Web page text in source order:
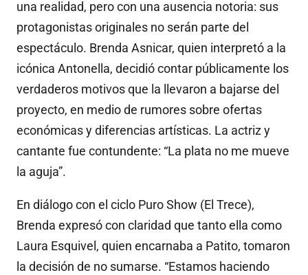
una realidad, pero con una ausencia notoria: sus
protagonistas originales no serán parte del
espectáculo. Brenda Asnicar, quien interpretó a la
icónica Antonella, decidió contar públicamente los
verdaderos motivos que la llevaron a bajarse del
proyecto, en medio de rumores sobre ofertas
económicas y diferencias artísticas. La actriz y
cantante fue contundente: “La plata no me mueve
la aguja”.
En diálogo con el ciclo Puro Show (El Trece),
Brenda expresó con claridad que tanto ella como
Laura Esquivel, quien encarnaba a Patito, tomaron
la decisión de no sumarse. “Estamos haciendo